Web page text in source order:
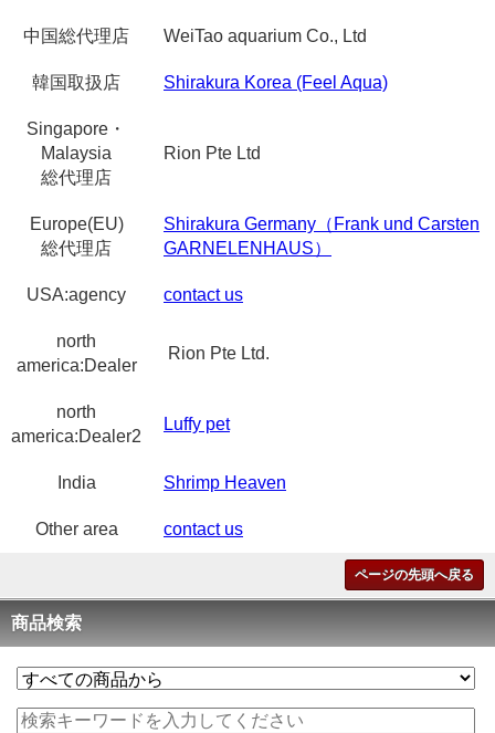
中国総代理店 WeiTao aquarium Co., Ltd
韓国取扱店 Shirakura Korea (Feel Aqua)
Singapore・
Malaysia
総代理店
Rion Pte Ltd
Europe(EU)
総代理店
Shirakura Germany（Frank und Carsten
GARNELENHAUS）
USA:agency contact us
north
america:Dealer
Rion Pte Ltd.
north
america:Dealer2
Luffy pet
India Shrimp Heaven
Other area contact us
ページの先頭へ戻る
商品検索